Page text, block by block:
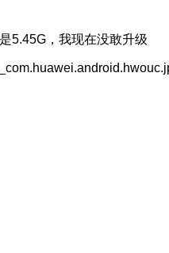
5.45G，我现在没敢升级